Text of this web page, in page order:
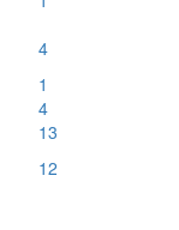
4
1
4
13
12